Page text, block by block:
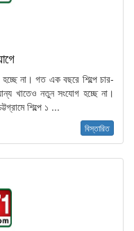
না। গত এক বছরে শিল্পে চার-
খাতেও নতুন সংযোগ হচ্ছে না।
শিল্পে ১ ...
বিস্তারিত